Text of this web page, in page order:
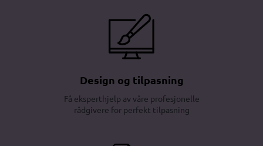
Design og tilpasning
Få eksperthjelp av våre profesjonelle
rådgivere for perfekt tilpasning